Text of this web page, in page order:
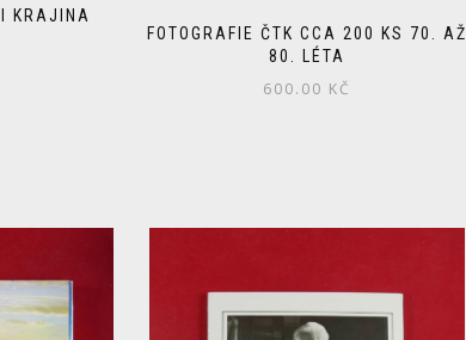
KRAJINA
FOTOGRAFIE ČTK CCA 200 KS 70. AŽ
80. LÉTA
600.00 KČ